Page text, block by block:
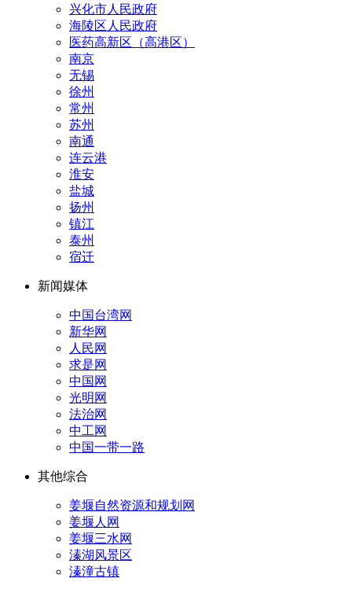
兴化市人民政府
海陵区人民政府
医药高新区（高港区）
南京
无锡
徐州
常州
苏州
南通
连云港
淮安
盐城
扬州
镇江
泰州
宿迁
新闻媒体
中国台湾网
新华网
人民网
求是网
中国网
光明网
法治网
中工网
中国一带一路
其他综合
姜堰自然资源和规划网
姜堰人网
姜堰三水网
溱湖风景区
溱潼古镇